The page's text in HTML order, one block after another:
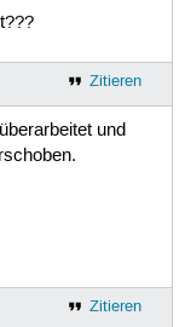
Zitieren
und
Zitieren